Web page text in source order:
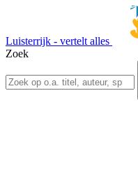
Luisterrijk - vertelt alles
Zoek